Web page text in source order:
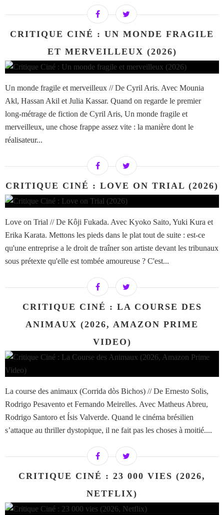
CRITIQUE CINÉ : UN MONDE FRAGILE
ET MERVEILLEUX (2026)
Un monde fragile et merveilleux // De Cyril Aris. Avec Mounia
Akl, Hassan Akil et Julia Kassar. Quand on regarde le premier
long-métrage de fiction de Cyril Aris, Un monde fragile et
merveilleux, une chose frappe assez vite : la manière dont le
réalisateur...
CRITIQUE CINÉ : LOVE ON TRIAL (2026)
Love on Trial // De Kôji Fukada. Avec Kyoko Saito, Yuki Kura et
Erika Karata. Mettons les pieds dans le plat tout de suite : est-ce
qu'une entreprise a le droit de traîner son artiste devant les tribunaux
sous prétexte qu'elle est tombée amoureuse ? C'est...
CRITIQUE CINÉ : LA COURSE DES
ANIMAUX (2026, AMAZON PRIME
VIDEO)
La course des animaux (Corrida dòs Bichos) // De Ernesto Solis,
Rodrigo Pesavento et Fernando Meirelles. Avec Matheus Abreu,
Rodrigo Santoro et Ísis Valverde. Quand le cinéma brésilien
s’attaque au thriller dystopique, il ne fait pas les choses à moitié....
CRITIQUE CINÉ : 23 000 VIES (2026,
NETFLIX)